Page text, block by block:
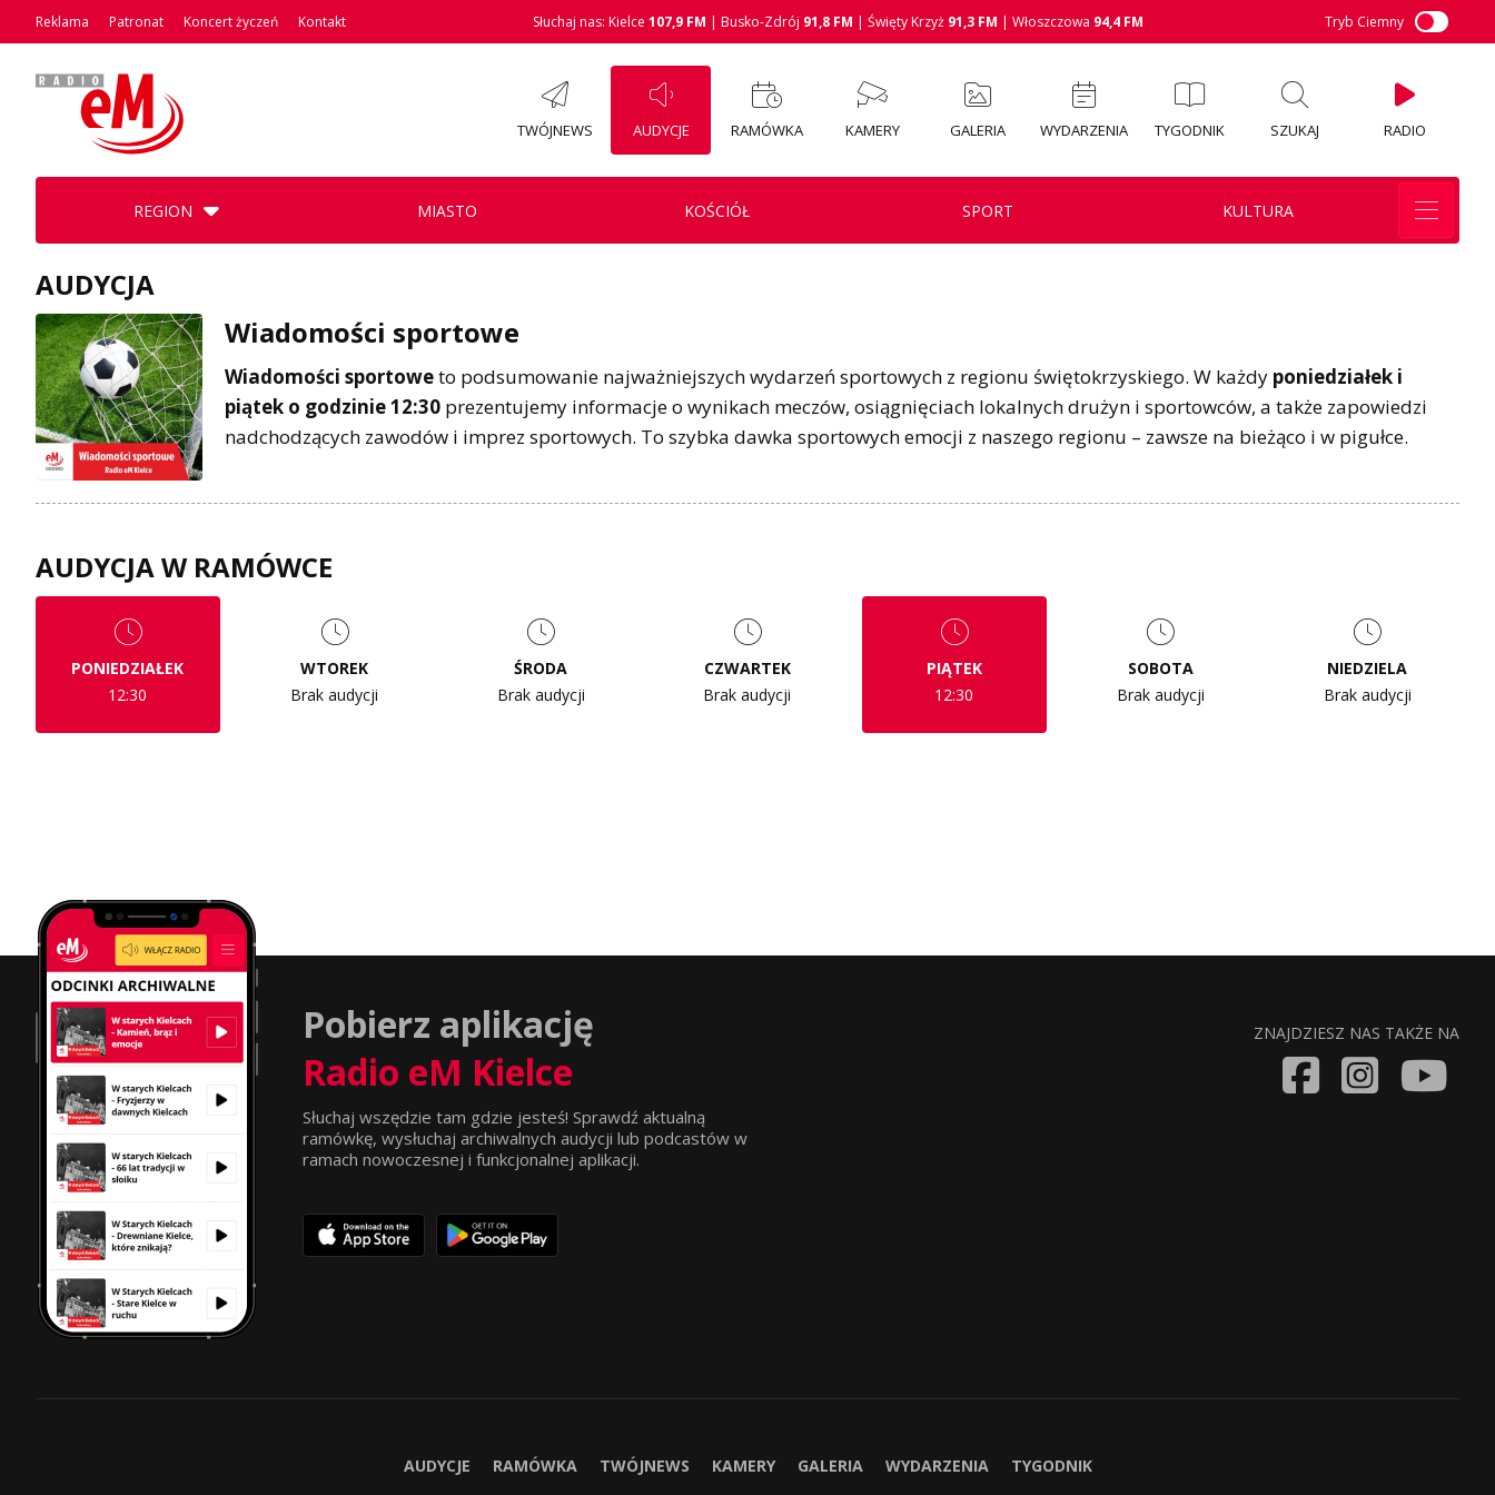
Reklama Patronat Koncert życzeń Kontakt Słuchaj nas: Kielce 107,9 FM | Busko-Zdrój 91,8 FM | Święty Krzyż 91,3 FM | Włoszczowa 94,4 FM Tryb Ciemny
TWÓJNEWS AUDYCJE RAMÓWKA KAMERY GALERIA WYDARZENIA TYGODNIK SZUKAJ RADIO
REGION MIASTO KOŚCIÓŁ SPORT KULTURA
AUDYCJA
Wiadomości sportowe
Wiadomości sportoweto podsumowanie najważniejszych wydarzeń sportowych z regionu świętokrzyskiego. W każdy poniedziałek i
piątek o godzinie 12:30 prezentujemy informacje o wynikach meczów, osiągnięciach lokalnych drużyn i sportowców, a także zapowiedzi
nadchodzących zawodów i imprez sportowych. To szybka dawka sportowych emocji z naszego regionu – zawsze na bieżąco i w pigułce.
AUDYCJA W RAMÓWCE
PONIEDZIAŁEK
12:30
WTOREK
Brak audycji
ŚRODA
Brak audycji
CZWARTEK
Brak audycji
PIĄTEK
12:30
SOBOTA
Brak audycji
NIEDZIELA
Brak audycji
Pobierz aplikację
Radio eM Kielce
Słuchaj wszędzie tam gdzie jesteś! Sprawdź aktualną
ramówkę, wysłuchaj archiwalnych audycji lub podcastów w
ramach nowoczesnej i funkcjonalnej aplikacji.
ZNAJDZIESZ NAS TAKŻE NA
AUDYCJE RAMÓWKA TWÓJNEWS KAMERY GALERIA WYDARZENIA TYGODNIK